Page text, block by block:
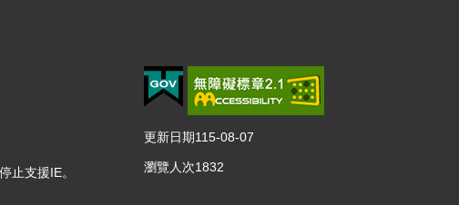
止支援IE。
更新日期115-08-07
瀏覽人次1832